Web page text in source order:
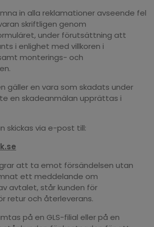
in alla reklamationer avseende fel
skriftligen genom
under förutsättning att
i enlighet med villkoren i
monterings- och
gäller en vara som skadats under
en skadeanmälan upprättas i
skickas via e-post till:
att ta emot försändelsen utan
ett meddelande om
avtalet, står kunden för
retur och återleverans.
på en GLS-filial eller på en